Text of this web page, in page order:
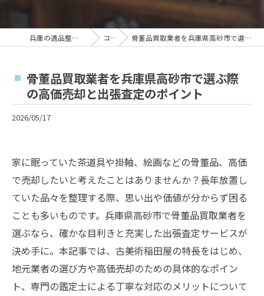
兵庫の遺品整理なら古美術 稲田屋 コラム 骨董品買取業者を兵庫県高砂市で選ぶ際の高価売却と出張査定のポイント
骨董品買取業者を兵庫県高砂市で選ぶ際
の高価売却と出張査定のポイント
2026/05/17
家に眠っていた茶道具や掛軸、絵画などの骨董品、高価
で売却したいと考えたことはありませんか？長年放置し
ていた品々を整理する際、思い出や価値が分からず困る
ことも多いものです。兵庫県高砂市で骨董品買取業者を
選ぶなら、確かな目利きと充実した出張査定サービスが
決め手に。本記事では、古美術稲田屋の特長をはじめ、
地元業者の選び方や高価売却のための具体的なポイン
ト、専門の鑑定士による丁寧な対応のメリットについて